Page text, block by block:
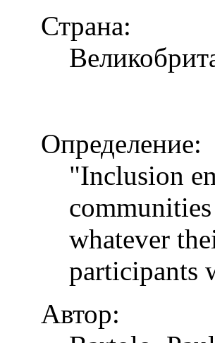
Страна:
Определение:
"Inclusion
whatever
participants
Автор: